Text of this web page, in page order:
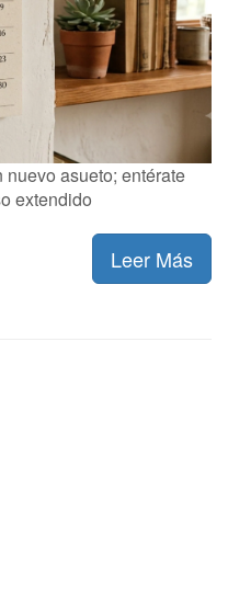
asueto; entérate
extendido
Leer Más